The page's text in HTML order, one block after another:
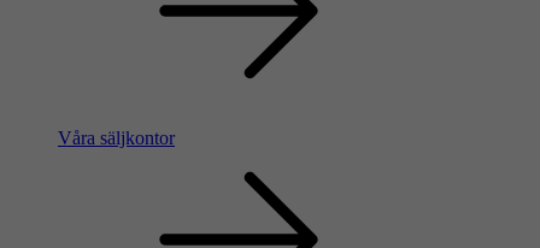
Våra säljkontor